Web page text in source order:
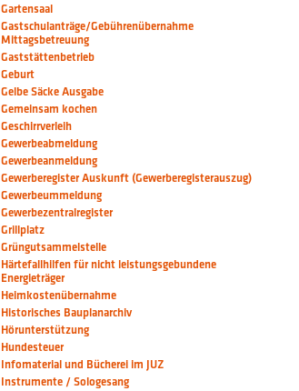
Gartensaal
Gastschulanträge/Gebührenübernahme
Mittagsbetreuung
Gaststättenbetrieb
Geburt
Gelbe Säcke Ausgabe
Gemeinsam kochen
Geschirrverleih
Gewerbeabmeldung
Gewerbeanmeldung
Gewerberegister Auskunft (Gewerberegisterauszug)
Gewerbeummeldung
Gewerbezentralregister
Grillplatz
Grüngutsammelstelle
Härtefallhilfen für nicht leistungsgebundene
Energieträger
Heimkostenübernahme
Historisches Bauplanarchiv
Hörunterstützung
Hundesteuer
Infomaterial und Bücherei im JUZ
Instrumente / Sologesang